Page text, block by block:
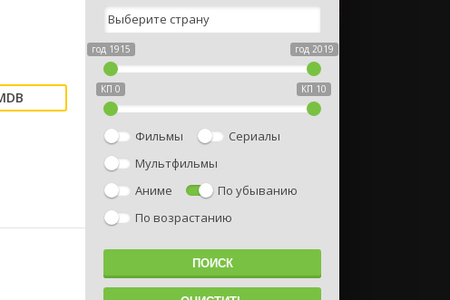
год 1915 год 2019
КП 0 КП 10
Фильмы
Сериалы
Мультфильмы
Аниме
По убыванию
По возрастанию